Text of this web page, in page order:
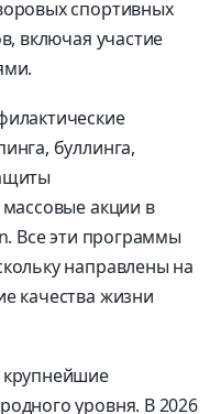
спортивных
включая участие
буллинга,
акции в
Все эти программы
направлены на
качества жизни
уровня. В 2026